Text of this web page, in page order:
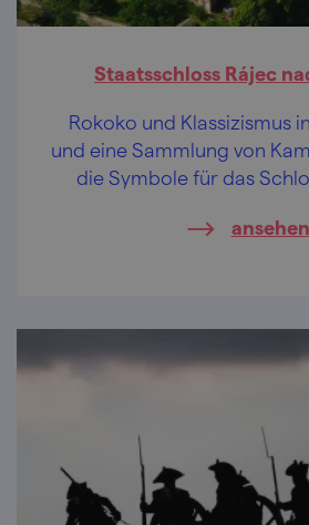
Staatsschloss Rájec
Rokoko und Klassizismus
und eine Sammlung von
die Symbole für das
ansehen